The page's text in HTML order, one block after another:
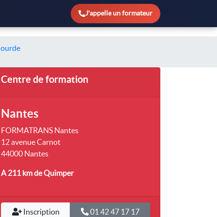
J'appelle un formateur
Centre de formation
Nantes
FORMATRANS Nantes
12 avenue Carnot
44000 Nantes
A 211 kmde Quimper
Inscription 01 42 47 17 17